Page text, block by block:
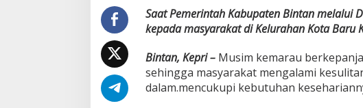
n
t
u
a
s
y
Saat Pemerintah Kabupaten Bintan melalui
kepada masyarakat di Kelurahan Kota Baru
Bintan, Kepri – Musim kemarau
sehingga masyarakat mengalami
dalam.mencukupi kebutuhan